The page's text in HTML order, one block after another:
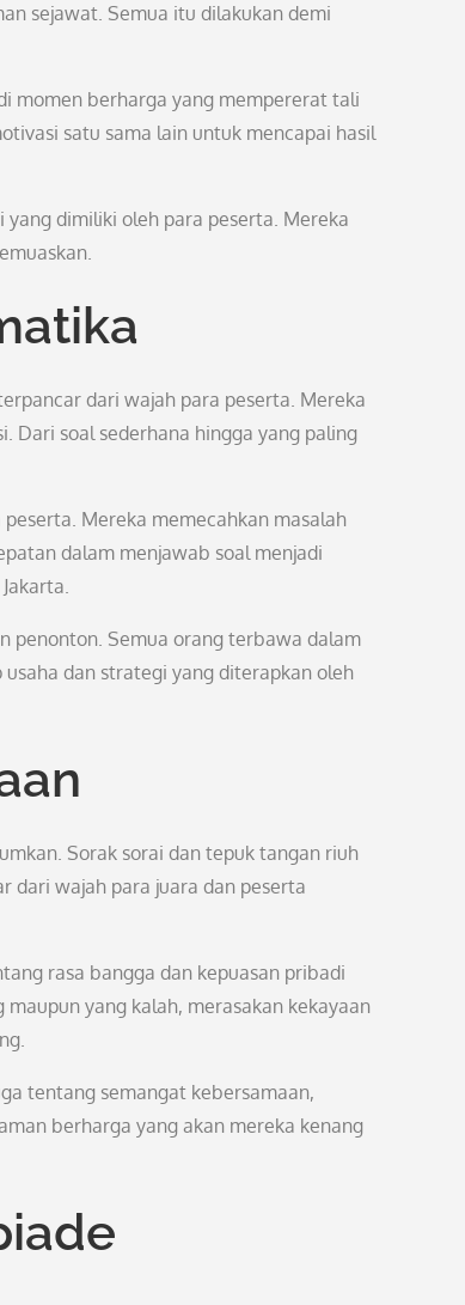
sejawat. Semua itu dilakukan demi
momen berharga yang mempererat tali
satu sama lain untuk mencapai hasil
dimiliki oleh para peserta. Mereka
dari wajah para peserta. Mereka
Dari soal sederhana hingga yang paling
Mereka memecahkan masalah
dalam menjawab soal menjadi
penonton. Semua orang terbawa dalam
dan strategi yang diterapkan oleh
Sorak sorai dan tepuk tangan riuh
dari wajah para juara dan peserta
rasa bangga dan kepuasan pribadi
yang kalah, merasakan kekayaan
tentang semangat kebersamaan,
berharga yang akan mereka kenang